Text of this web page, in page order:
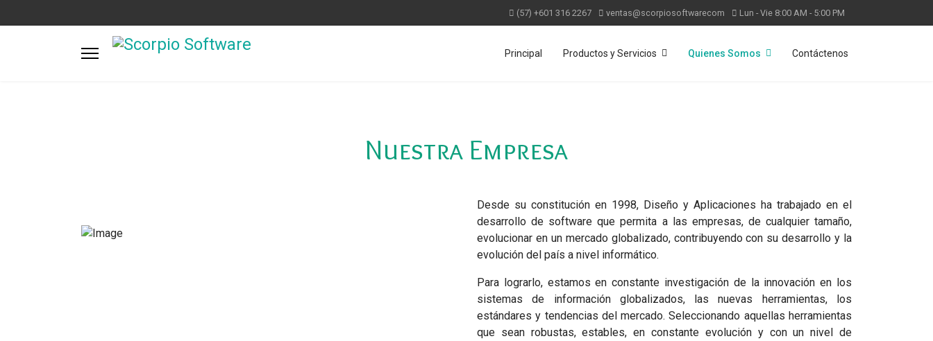
(57) +601 316 2267 ventas@scorpiosoftwarecom Lun - Vie 8:00 AM - 5:00 PM
Principal Productos y Servicios Quienes Somos Contáctenos
Nuestra Empresa
Desde su constitución en 1998, Diseño y Aplicaciones ha trabajado en el
desarrollo de software que permita a las empresas, de cualquier tamaño,
evolucionar en un mercado globalizado, contribuyendo con su desarrollo y la
evolución del país a nivel informático.
Para lograrlo, estamos en constante investigación de la innovación en los
sistemas de información globalizados, las nuevas herramientas, los
estándares y tendencias del mercado. Seleccionando aquellas herramientas
que sean robustas, estables, en constante evolución y con un nivel de